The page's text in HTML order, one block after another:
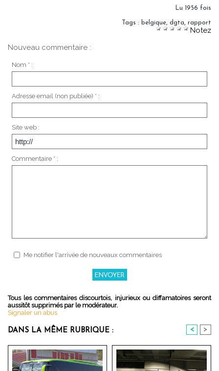
Lu 1956 fois
Tags : belgique, dgta, rapport
Notez
Nouveau commentaire :
Nom * :
Adresse email (non publiée) * :
Site web :
Commentaire * :
Me notifier l'arrivée de nouveaux commentaires
Tous les commentaires discourtois, injurieux ou diffamatoires seront
aussitôt supprimés par le modérateur.
Signaler un abus
DANS LA MÊME RUBRIQUE : < >